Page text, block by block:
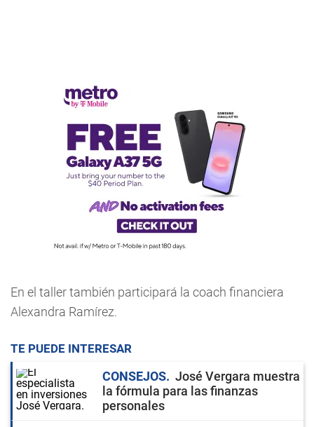
En el taller también participará la coach financiera
Alexandra Ramírez.
TE PUEDE INTERESAR
CONSEJOS
José Vergara muestra
la fórmula para las finanzas
personales